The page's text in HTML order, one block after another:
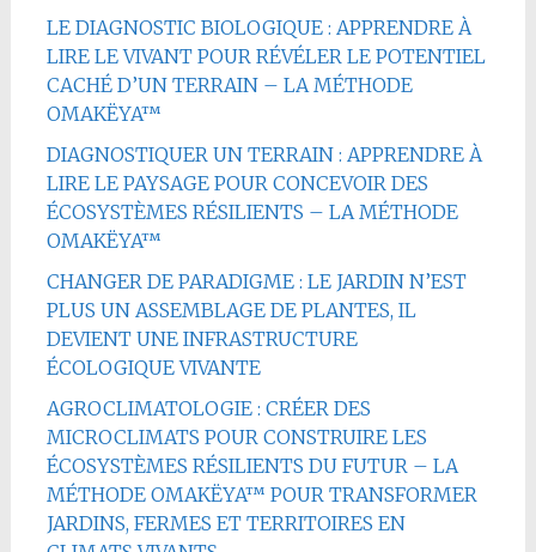
LE DIAGNOSTIC BIOLOGIQUE : APPRENDRE À
LIRE LE VIVANT POUR RÉVÉLER LE POTENTIEL
CACHÉ D’UN TERRAIN – LA MÉTHODE
OMAKËYA™
DIAGNOSTIQUER UN TERRAIN : APPRENDRE À
LIRE LE PAYSAGE POUR CONCEVOIR DES
ÉCOSYSTÈMES RÉSILIENTS – LA MÉTHODE
OMAKËYA™
CHANGER DE PARADIGME : LE JARDIN N’EST
PLUS UN ASSEMBLAGE DE PLANTES, IL
DEVIENT UNE INFRASTRUCTURE
ÉCOLOGIQUE VIVANTE
AGROCLIMATOLOGIE : CRÉER DES
MICROCLIMATS POUR CONSTRUIRE LES
ÉCOSYSTÈMES RÉSILIENTS DU FUTUR – LA
MÉTHODE OMAKËYA™ POUR TRANSFORMER
JARDINS, FERMES ET TERRITOIRES EN